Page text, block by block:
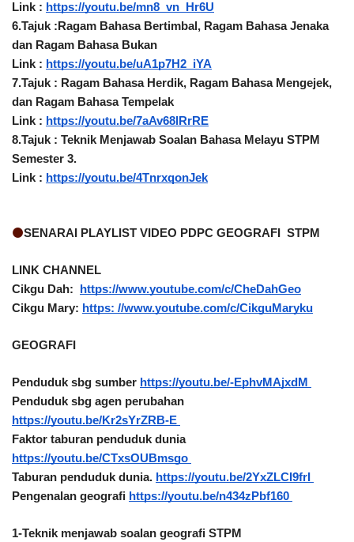
Link : https://youtu.be/mn8_vn_Hr6U
6.Tajuk :Ragam Bahasa Bertimbal, Ragam Bahasa Jenaka
dan Ragam Bahasa Bukan
Link : https://youtu.be/uA1p7H2_iYA
7.Tajuk : Ragam Bahasa Herdik, Ragam Bahasa Mengejek,
dan Ragam Bahasa Tempelak
Link : https://youtu.be/7aAv68lRrRE
8.Tajuk : Teknik Menjawab Soalan Bahasa Melayu STPM
Semester 3.
Link : https://youtu.be/4TnrxqonJek
🟠SENARAI PLAYLIST VIDEO PDPC GEOGRAFI  STPM
LINK CHANNEL
Cikgu Dah:
https://www.youtube.com/c/CheDahGeo
Cikgu Mary: https: //www.youtube.com/c/CikguMaryku
GEOGRAFI
Penduduk sbg sumber https://youtu.be/-EphvMAjxdM
https://youtu.be/Kr2sYrZRB-E
Faktor taburan penduduk dunia
https://youtu.be/CTxsOUBmsgo
Taburan penduduk dunia. https://youtu.be/2YxZLCI9frI
Pengenalan geografi https://youtu.be/n434zPbf160